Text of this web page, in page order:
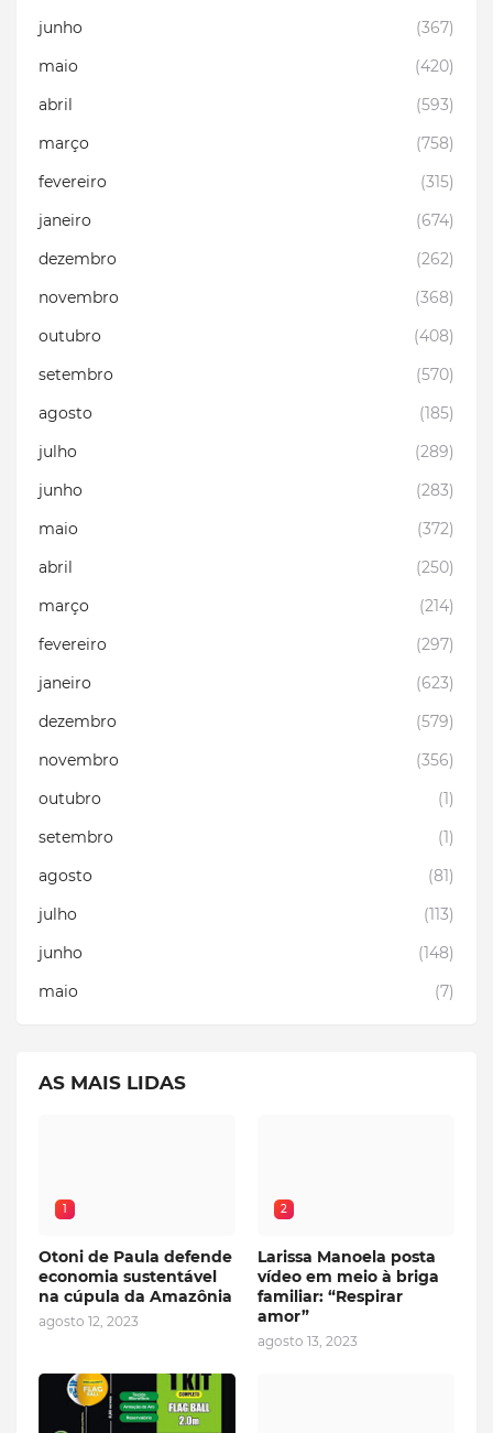
junho
(367)
maio
(420)
abril
(593)
março
(758)
fevereiro
(315)
janeiro
(674)
dezembro
(262)
novembro
(368)
outubro
(408)
setembro
(570)
agosto
(185)
julho
(289)
junho
(283)
maio
(372)
abril
(250)
março
(214)
fevereiro
(297)
janeiro
(623)
dezembro
(579)
novembro
(356)
outubro
(1)
setembro
(1)
agosto
(81)
julho
(113)
junho
(148)
maio
(7)
AS MAIS LIDAS
1
Otoni de Paula defende
economia sustentável
na cúpula da Amazônia
agosto 12, 2023
2
Larissa Manoela posta
vídeo em meio à briga
familiar: “Respirar
amor”
agosto 13, 2023